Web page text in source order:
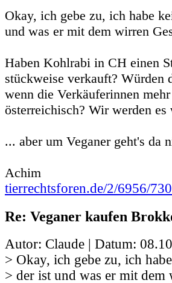
Okay, ich gebe zu, ich habe
und was er mit dem wirren
Haben Kohlrabi in CH einen
stückweise verkauft? Würden
wenn die Verkäuferinnen
österreichisch? Wir werden
... aber um Veganer geht's da
Achim
tierrechtsforen.de/2/6956/
Re: Veganer kaufen
Autor: Claude | Datum:
> Okay, ich gebe zu, ich
> der ist und was er mit